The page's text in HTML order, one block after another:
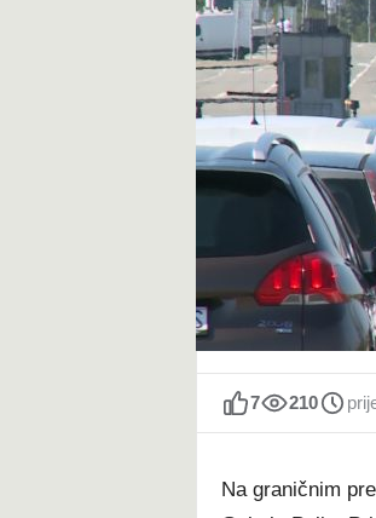
.
e
7 210
Na graničnim